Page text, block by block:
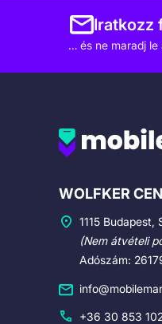
Iratkozz
… és ne maradj
Cégadatok
WOLFKER
1115 Budapest,
(Nem átvételi
Adószám:
+36 30 853